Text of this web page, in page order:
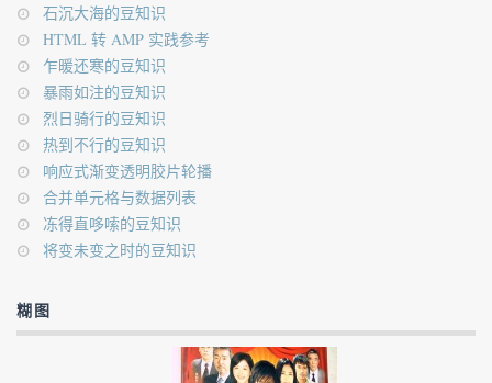
石沉大海的豆知识
HTML 转 AMP 实践参考
乍暖还寒的豆知识
暴雨如注的豆知识
烈日骑行的豆知识
热到不行的豆知识
响应式渐变透明胶片轮播
合并单元格与数据列表
冻得直哆嗦的豆知识
将变未变之时的豆知识
糊图